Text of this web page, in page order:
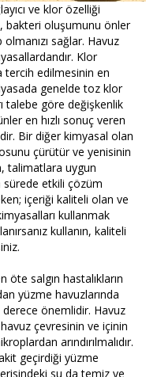
ve klor özelliği
bakteri oluşumunu önler
sağlar. Havuz
Klor
tercih edilmesinin en
genelde toz klor
talebe göre değişkenlik
en hızlı sonuç veren
Bir diğer kimyasal olan
çürütür ve yenisinin
talimatlara uygun
sürede etkili çözüm
içeriği kaliteli olan ve
kullanmak
kullanın, kaliteli
öte salgın hastalıkların
yüzme havuzlarında
derece önemlidir. Havuz
çevresinin ve içinin
arındırılmalıdır.
geçirdiği yüzme
su da temiz ve